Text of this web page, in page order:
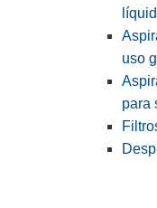
uso
para